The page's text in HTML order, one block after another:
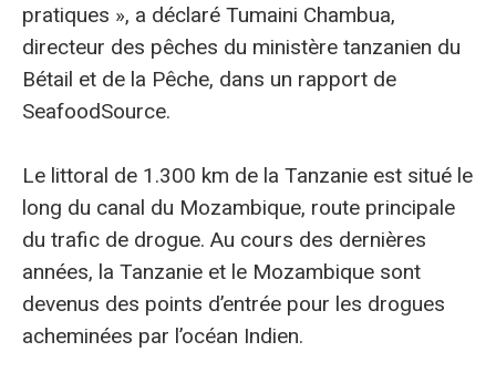
pratiques », a déclaré Tumaini Chambua,
directeur des pêches du ministère tanzanien du
Bétail et de la Pêche, dans un rapport de
SeafoodSource.
Le littoral de 1.300 km de la Tanzanie est situé le
long du canal du Mozambique, route principale
du trafic de drogue. Au cours des dernières
années, la Tanzanie et le Mozambique sont
devenus des points d’entrée pour les drogues
acheminées par l’océan Indien.